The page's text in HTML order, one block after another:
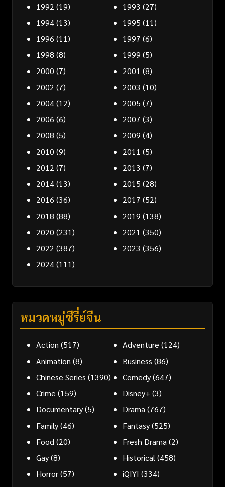
1992 (19) 1993 (27)
1994(13) 1995 (11)
1996 (11) 1997 (6)
1998 (8) 1999 (5)
2000 (7) 2001 (8)
2002 (7) 2003 (10)
2004(12) 2005 (7)
2006 (6) 2007 (3)
2008 (5) 2009 (4)
2010 (9) 2011 (5)
2012 (7) 2013 (7)
2014(13) 2015 (28)
2016 (36) 2017 (52)
2018 (88) 2019 (138)
2020 (231) 2021 (350)
2022 (387) 2023 (356)
2024(111)
หมวดหมู่ซีรี่ย์จีน
Action (517) Adventure (124)
Animation (8) Business (86)
Chinese Series (1390) Comedy(647)
Crime (159) Disney+ (3)
Documentary(5) Drama (767)
Family(46) Fantasy(525)
Food (20) Fresh Drama (2)
Gay(8) Historical (458)
Horror(57) iQIYI (334)